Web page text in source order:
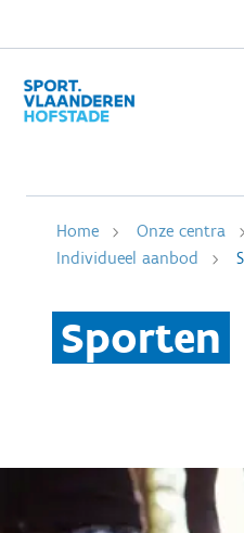
Home Onze centra
Individueel aanbod
Sporten